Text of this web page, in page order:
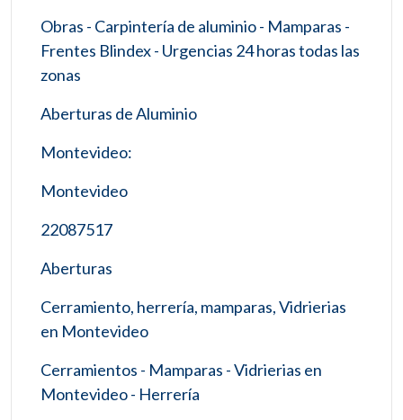
Obras - Carpintería de aluminio - Mamparas -
Frentes Blindex - Urgencias 24 horas todas las
zonas
Aberturas de Aluminio
Montevideo:
Montevideo
22087517
Aberturas
Cerramiento, herrería, mamparas, Vidrierias
en Montevideo
Cerramientos - Mamparas - Vidrierias en
Montevideo - Herrería